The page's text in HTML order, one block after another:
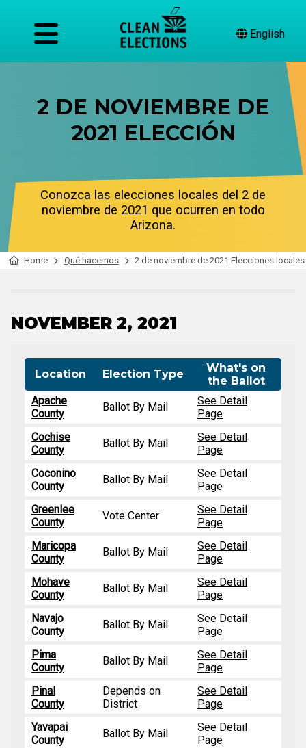
English
2 DE NOVIEMBRE DE
2021 ELECCIÓN
Conozca las elecciones locales del 2 de
noviembre de 2021 que ocurren en todo
Arizona.
Home Qué hacemos 2 de noviembre de 2021 Elecciones locales
NOVEMBER 2, 2021
Location Election Type
What's on
the Ballot
Apache
County
Ballot By Mail
See Detail
Page
Cochise
County
Ballot By Mail
See Detail
Page
Coconino
County
Ballot By Mail
See Detail
Page
Greenlee
County
Vote Center
See Detail
Page
Maricopa
County
Ballot By Mail
See Detail
Page
Mohave
County
Ballot By Mail
See Detail
Page
Navajo
County
Ballot By Mail
See Detail
Page
Pima
County
Ballot By Mail
See Detail
Page
Pinal
County
Depends on
District
See Detail
Page
Yavapai
County
Ballot By Mail
See Detail
Page